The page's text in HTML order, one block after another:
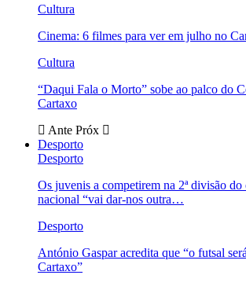
Cultura
Cinema: 6 filmes para ver em julho no
Cultura
“Daqui Fala o Morto” sobe ao palco do
Cartaxo
Ante Próx
Desporto
Desporto
Os juvenis a competirem na 2ª divisão do
nacional “vai dar-nos outra…
Desporto
António Gaspar acredita que “o futsal
Cartaxo”